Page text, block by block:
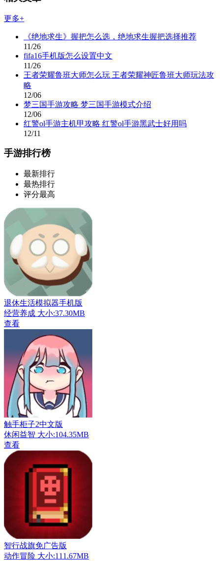
更多+
《绝地求生》握把怎么选，绝地求生握把选择推荐
11/26
fifa16手机版怎么设置中文
11/26
王者荣耀鲁班大师怎么玩 王者荣耀神匠鲁班大师玩法攻
略
12/06
梦三国手游攻略 梦三国手游模式介绍
12/06
红警ol手游主机甲攻略 红警ol手游黑武士好用吗
12/11
手游排行榜
最新排行
最热排行
评分最高
退休生活模拟器手机版
经营养成 大小:37.30MB
查看
触手柜子2中文版
休闲益智 大小:104.35MB
查看
智行战旗免广告版
动作冒险 大小:111.67MB